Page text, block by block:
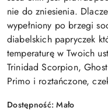
nie do zniesienia.
wypełniony po brzegi
diabelskich papryczek
temperaturę w Twoich
Trinidad Scorpion,
Primo i roztańczone,
Dostępność:Mało